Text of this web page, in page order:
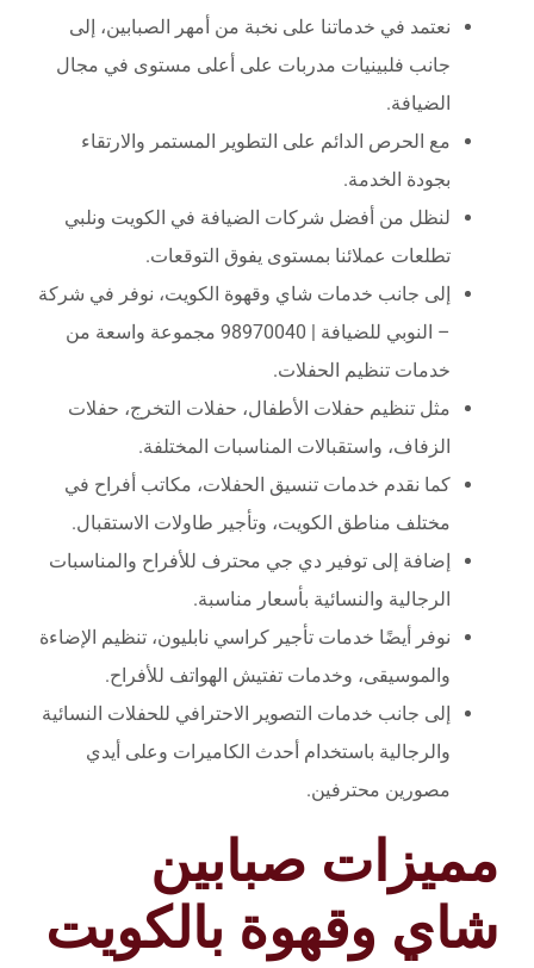
نعتمد في خدماتنا على نخبة من أمهر الصبابين، إلى
جانب فلبينيات مدربات على أعلى مستوى في مجال
الضيافة.
مع الحرص الدائم على التطوير المستمر والارتقاء
بجودة الخدمة.
لنظل من أفضل شركات الضيافة في الكويت ونلبي
تطلعات عملائنا بمستوى يفوق التوقعات.
إلى جانب خدمات شاي وقهوة الكويت، نوفر في شركة
– النوبي للضيافة | 98970040 مجموعة واسعة من
خدمات تنظيم الحفلات.
مثل تنظيم حفلات الأطفال، حفلات التخرج، حفلات
الزفاف، واستقبالات المناسبات المختلفة.
كما نقدم خدمات تنسيق الحفلات، مكاتب أفراح في
مختلف مناطق الكويت، وتأجير طاولات الاستقبال.
إضافة إلى توفير دي جي محترف للأفراح والمناسبات
الرجالية والنسائية بأسعار مناسبة.
نوفر أيضًا خدمات تأجير كراسي نابليون، تنظيم الإضاءة
والموسيقى، وخدمات تفتيش الهواتف للأفراح.
إلى جانب خدمات التصوير الاحترافي للحفلات النسائية
والرجالية باستخدام أحدث الكاميرات وعلى أيدي
مصورين محترفين.
مميزات صبابين
شاي وقهوة بالكويت